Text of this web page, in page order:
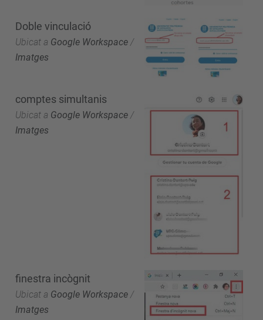
Doble vinculació
Ubicat a Google Workspace /
Imatges
comptes simultanis
Ubicat a Google Workspace /
Imatges
finestra incògnit
Ubicat a Google Workspace /
Imatges